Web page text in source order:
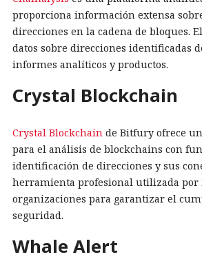
proporciona información extensa
direcciones en la cadena de bloques.
datos sobre direcciones identificadas
informes analíticos y productos.
Crystal Blockchain
Crystal Blockchain de Bitfury ofrece
para el análisis de blockchains con
identificación de direcciones y sus
herramienta profesional utilizada por
organizaciones para garantizar el
seguridad.
Whale Alert